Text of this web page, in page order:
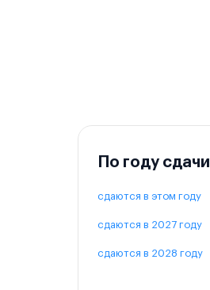
По году сдачи
сдаются в этом году
сдаются в 2027 году
сдаются в 2028 году